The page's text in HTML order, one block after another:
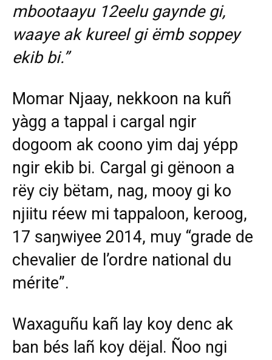
mbootaayu 12eelu gaynde gi,
waaye ak kureel gi ëmb soppey
ekib bi.”
Momar Njaay, nekkoon na kuñ
yàgg a tappal i cargal ngir
dogoom ak coono yim daj yépp
ngir ekib bi. Cargal gi gënoon a
rëy ciy bëtam, nag, mooy gi ko
njiitu réew mi tappaloon, keroog,
17 saŋwiyee 2014, muy “grade de
chevalier de l’ordre national du
mérite”.
Waxaguñu kañ lay koy denc ak
ban bés lañ koy dëjal. Ñoo ngi